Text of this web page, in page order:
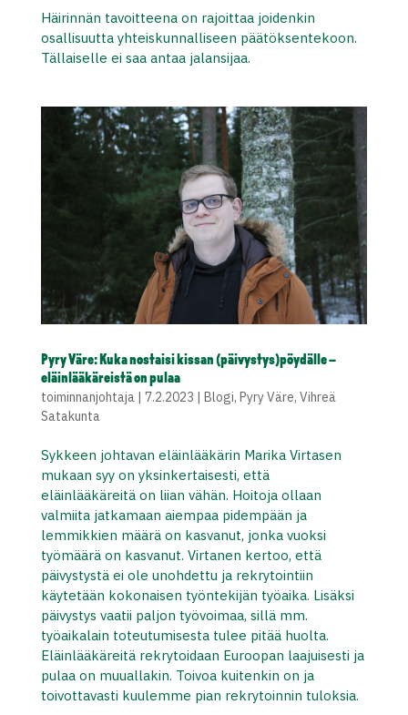
Häirinnän tavoitteena on rajoittaa joidenkin
osallisuutta yhteiskunnalliseen päätöksentekoon.
Tällaiselle ei saa antaa jalansijaa.
Pyry Väre: Kuka nostaisi kissan (päivystys)pöydälle –
eläinlääkäreistä on pulaa
toiminnanjohtaja| 7.2.2023 | Blogi, Pyry Väre, Vihreä
Satakunta
Sykkeen johtavan eläinlääkärin Marika Virtasen
mukaan syy on yksinkertaisesti, että
eläinlääkäreitä on liian vähän. Hoitoja ollaan
valmiita jatkamaan aiempaa pidempään ja
lemmikkien määrä on kasvanut, jonka vuoksi
työmäärä on kasvanut. Virtanen kertoo, että
päivystystä ei ole unohdettu ja rekrytointiin
käytetään kokonaisen työntekijän työaika. Lisäksi
päivystys vaatii paljon työvoimaa, sillä mm.
työaikalain toteutumisesta tulee pitää huolta.
Eläinlääkäreitä rekrytoidaan Euroopan laajuisesti ja
pulaa on muuallakin. Toivoa kuitenkin on ja
toivottavasti kuulemme pian rekrytoinnin tuloksia.